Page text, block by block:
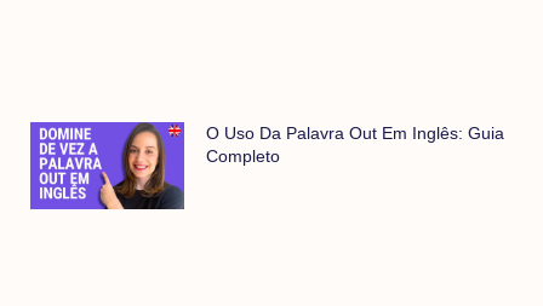
O Uso Da Palavra Out Em Inglês: Guia
Completo